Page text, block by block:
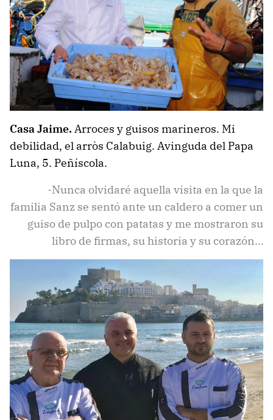
Casa Jaime. Arroces y guisos marineros. Mi
debilidad, el arròs Calabuig. Avinguda del Papa
Luna, 5. Peñíscola.
-Nunca olvidaré aquella visita en la que la
familia Sanz se sentó ante un caldero a comer un
guiso de pulpo con patatas y me mostraron su
libro de firmas, su historia y su corazón…